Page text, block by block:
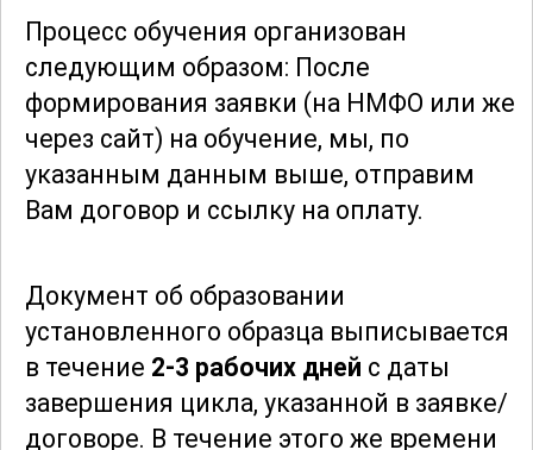
медицинский персонал.
Рассматриваются примеры успешных
проектов и их влияние на
здравоохранение в целом.
Курс предназначен для специалистов,
стремящихся углубить свои знания в
освоить передовые методы и
технологии. В результате обучения
участники смогут эффективно
применять полученные знания для
Процесс обучения организован
следующим образом: После
формирования заявки (на НМФО или же
через сайт) на обучение, мы, по
указанным данным выше, отправим
Вам договор и ссылку на оплату.
Документ об образовании
установленного образца выписывается
в течение 2-3 рабочих дней с даты
завершения цикла, указанной в заявке/
договоре. В течение этого же времени